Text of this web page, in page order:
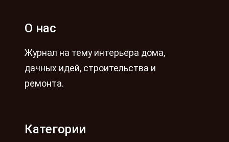
О нас
Журнал на тему интерьера дома,
дачных идей, строительства и
ремонта.
Категории